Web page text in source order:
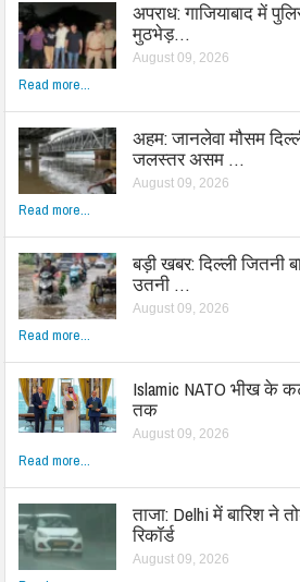
अपराध: गाजियाबाद में
मुठभेड़…
August 09, 2026
Read more...
अहम: जानलेवा मौसम
जलस्तर असम …
August 09, 2026
Read more...
बड़ी खबर: दिल्ली जितनी
उतनी …
August 09, 2026
Read more...
Islamic NATO भीख के
तक
August 09, 2026
Read more...
ताजा: Delhi में बारिश ने
रिकॉर्ड
August 09, 2026